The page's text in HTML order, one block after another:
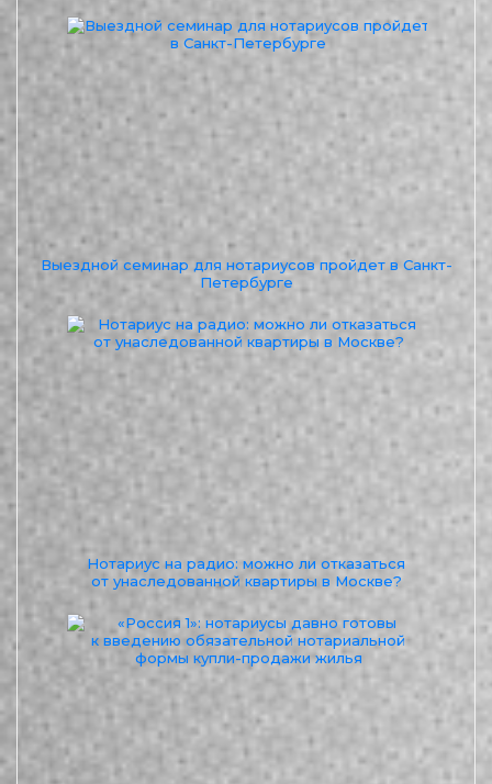
Выездной семинар для нотариусов пройдет в Санкт-
Петербурге
Нотариус на радио: можно ли отказаться
от унаследованной квартиры в Москве?